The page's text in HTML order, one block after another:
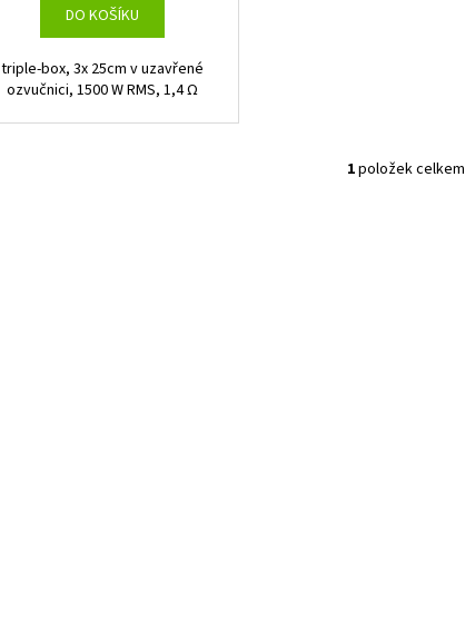
DO KOŠÍKU
triple-box, 3x 25cm v uzavřené
ozvučnici, 1500 W RMS, 1,4 Ω
O
1položek celkem